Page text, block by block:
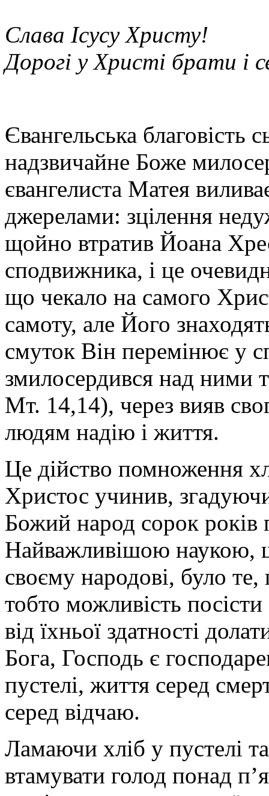
Слава Ісусу Христу!
Дорогі у Христі брати і
Євангельська благовість
надзвичайне Боже
євангелиста Матея
джерелами: зцілення
щойно втратив Йоана
сподвижника, і це
що чекало на самого
самоту, але Його
смуток Він перемінює у
змилосердився над ними
Мт. 14,14), через вияв
людям надію і життя.
Це дійство помноження
Христос учинив,
Божий народ сорок
Найважливішою наукою,
своєму народові, було те,
тобто можливість
від їхньої здатності
Бога, Господь є
пустелі, життя серед
серед відчаю.
Ламаючи хліб у пустелі
втамувати голод понад